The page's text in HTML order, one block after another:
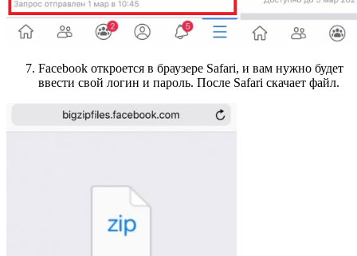
Facebook откроется в браузере Safari, и вам нужно будет
ввести свой логин и пароль. После Safari скачает файл.